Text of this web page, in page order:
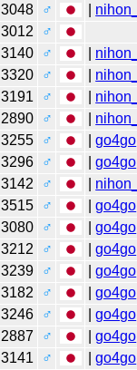
3048 ♂
3012
♂
3140 ♂
3320 ♂
3191 ♂
2890 ♂
3255 ♂ |go4go
3296 ♂ |go4go
3142 ♂
3515 ♂ |go4go
3080 ♂ |go4go
3212 ♂ |go4go
3239 ♂ |go4go
3182 ♂ |go4go
3246 ♂ |go4go
2887 ♂ |go4go
3141 ♂ |go4go